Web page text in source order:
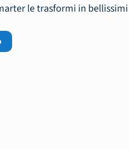
le trasformi in